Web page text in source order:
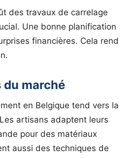
des travaux de carrelage
Une bonne planification
financières. Cela rend
marché
en Belgique tend vers la
artisans adaptent leurs
pour des matériaux
aussi des techniques de